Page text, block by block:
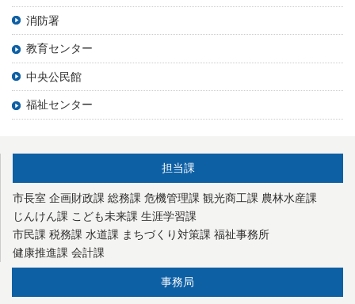
消防署
教育センター
中央公民館
福祉センター
担当課
市長室 企画財政課 総務課 危機管理課 観光商工課 農林水産課
じんけん課 こども未来課 生涯学習課
市民課 税務課 水道課 まちづくり対策課 福祉事務所
健康推進課 会計課
事務局